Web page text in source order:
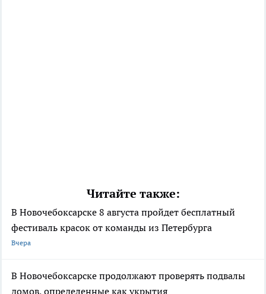
Читайте также:
В Новочебоксарске 8 августа пройдет бесплатный
фестиваль красок от команды из Петербурга
Вчера
В Новочебоксарске продолжают проверять подвалы
домов, определенные как укрытия